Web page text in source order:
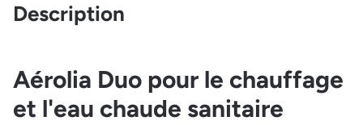
Description
Aérolia Duo pour le chauffage
et l'eau chaude sanitaire